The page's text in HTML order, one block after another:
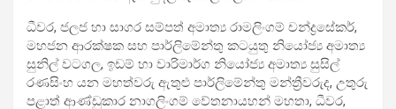
ධීවර, ජලජ හා සාගර සම්පත් අමාත්‍ය රාමලිංගම් චන්ද්‍රසේකර්,
මහජන ආරක්ෂක සහ පාර්ලිමේන්තු කටයුතු නියෝජ්‍ය අමාත්‍ය
සුනිල් වටගල, ඉඩම් හා වාරිමාර්ග නියෝජ්‍ය අමාත්‍ය සුසිල්
රණසිංහ යන මහත්වරු ඇතුළු පාර්ලිමේන්තු මන්ත්‍රීවරුද, උතුරු
පළාත් ආණ්ඩුකාර නාගලිංගම් වේතනායහන් මහතා, ධීවර,